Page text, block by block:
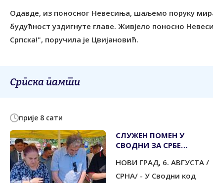
Одавде, из поносног Невесиња, шаљемо поруку
будућност уздигнуте главе. Живјело поносно
Српска!", поручила је Цвијановић.
Српска памти
прије 8 сати
СЛУЖЕН ПОМЕН У
СВОДНИ ЗА СРБЕ
ИЗБЈЕГЛИЧКОЈ КОЛОНИ
1995.
НОВИ ГРАД, 6. АВГУСТА /
СРНА/ - У Сводни код